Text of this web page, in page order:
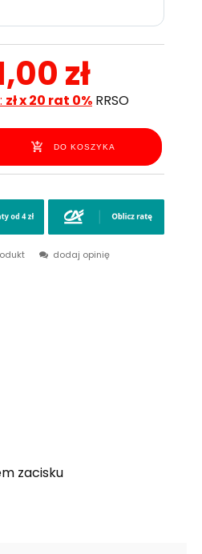
zł
zł x 20 rat 0%RRSO
DO KOSZYKA
dodaj opinię
zacisku